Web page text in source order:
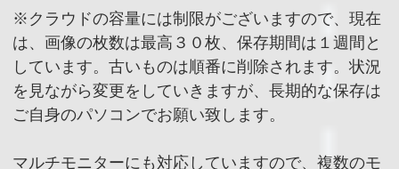
※クラウドの容量には制限がございますので、現在
は、画像の枚数は最高３０枚、保存期間は１週間と
しています。古いものは順番に削除されます。状況
を見ながら変更をしていきますが、長期的な保存は
ご自身のパソコンでお願い致します。
マルチモニターにも対応していますので、複数のモ